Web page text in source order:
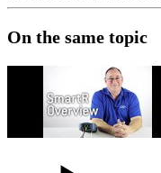
On the same topic